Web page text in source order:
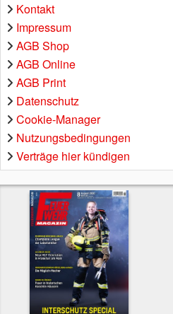
Kontakt
Impressum
AGB Shop
AGB Online
AGB Print
Datenschutz
Cookie-Manager
Nutzungsbedingungen
Verträge hier kündigen